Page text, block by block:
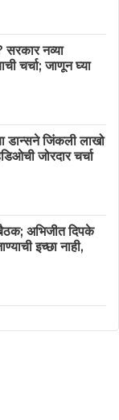
नव्या
चर्चा; जाणून घ्या
डान्सने जिंकली लाखो
जोरदार चर्चा
अभिजीत दिपके
इच्छा नाही,